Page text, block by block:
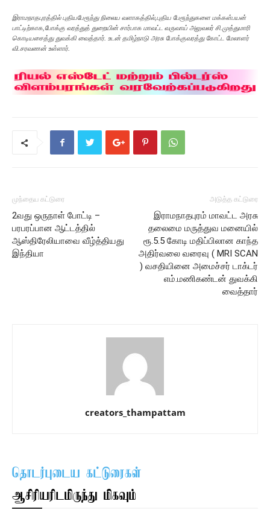
இராமநாதபுரத்தில் புதியபேரூந்து நிலைய வளாகத்தில்,புதிய பேரூந்துகளை மக்கள்பயன்
பாட்டிற்காக,போக்கு வரத்துத் துறையின் சார்பாக மாவட்ட வருவாய் அலுவலர் சி.முத்துமாரி
கொடியசைத்து துவக்கி வைத்தார். உடன் தமிழ்நாடு அரசு போக்குவரத்து கோட்ட மேலாளர்
வி.சரவணன் உள்ளார்.
முந்தைய கட்டுரை
2வது ஒருநாள் போட்டி –
பரபரப்பான ஆட்டத்தில்
ஆஸ்திரேலியாவை வீழ்த்தியது
இந்தியா
அடுத்த கட்டுரை
இராமநாதபுரம் மாவட்ட அரசு
தலைமை மருத்துவ மனையில்
ரூ.5.5 கோடி மதிப்பிலான காந்த
அதிர்வலை வரைவு ( MRI SCAN
) வசதியினை அமைச்சர் டாக்டர்
எம்.மணிகண்டன் துவக்கி
வைத்தார்
creators_thampattam
தொடர்புடைய கட்டுரைகள்
ஆசிரியரிடமிருந்து மிகவும்